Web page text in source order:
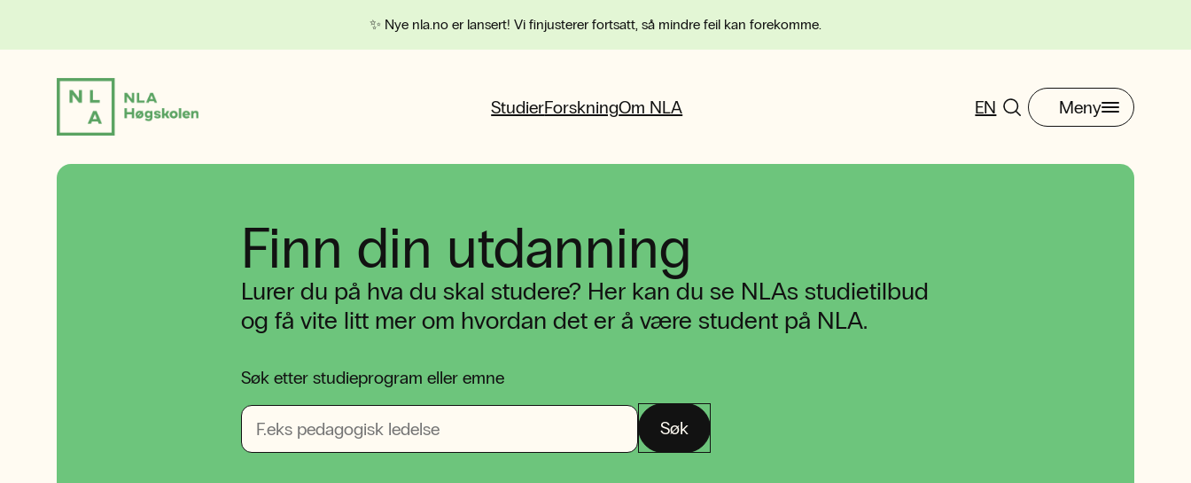
✨ Nye nla.no er lansert! Vi finjusterer fortsatt, så mindre feil kan forekomme.
StudierForskningOm NLA EN Meny
Finn din utdanning
Lurer du på hva du skal studere? Her kan du se NLAs studietilbud
og få vite litt mer om hvordan det er å være student på NLA.
Søk etter studieprogram eller emne
Søk